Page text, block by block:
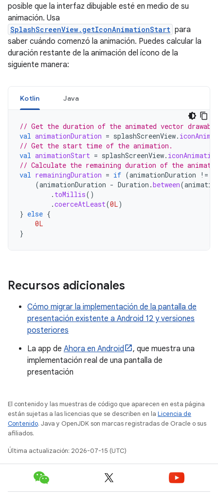
posible que la interfaz dibujable esté en medio de su
animación. Usa
SplashScreenView.getIconAnimationStart para
saber cuándo comenzó la animación. Puedes calcular la
duración restante de la animación del ícono de la
siguiente manera:
Kotlin Java
// Get the duration of the animated vector
val animationDuration = splashScreenView.
// Get the start time of the animation.
val animationStart = splashScreenView.
// Calculate the remaining duration of the
val remainingDuration = if (animationDuration !=
(animationDuration - Duration .between(
. toMillis()
.coerceAtLeast(0L)
} else {
0L
}
Recursos adicionales
Cómo migrar la implementación de la pantalla de
presentación existente a Android 12 y versiones
posteriores
La app de Ahora en Android
, que muestra una
implementación real de una pantalla de
presentación
El contenido y las muestras de código que aparecen en esta página
están sujetas a las licencias que se describen en la Licencia de
Contenido. Java y OpenJDK son marcas registradas de Oracle o sus
afiliados.
Última actualización: 2026-07-15 (UTC)